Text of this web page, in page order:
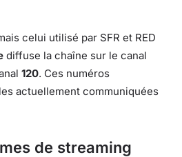
celui utilisé par SFR et RED
diffuse la chaîne sur le canal
120. Ces numéros
actuellement communiquées
de streaming